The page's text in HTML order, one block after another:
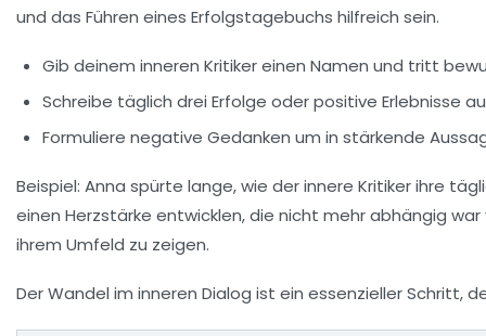
und das Führen eines Erfolgstagebuchs hilfreich sein.
Gib deinem inneren Kritiker einen Namen und tritt
Schreibe täglich drei Erfolge oder positive Erlebnisse
Formuliere negative Gedanken um in stärkende
Beispiel: Anna spürte lange, wie der innere Kritiker ihre
einen Herzstärke entwicklen, die nicht mehr abhängig
ihrem Umfeld zu zeigen.
Der Wandel im inneren Dialog ist ein essenzieller Schritt,